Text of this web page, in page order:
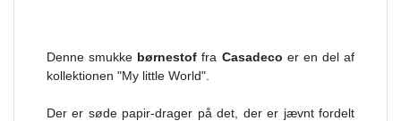
Denne smukke børnestof fra Casadeco er en del af
kollektionen "My little World".
Der er søde papir-drager på det, der er jævnt fordelt